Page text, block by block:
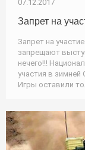
07.12.2017
Запрет на
Запрет на
запрещают
нечего!!!
участия в
Игры оставили